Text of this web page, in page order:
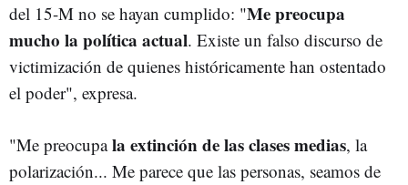
del 15-M no se hayan cumplido: "Me preocupa
mucho la política actual. Existe un falso discurso de
victimización de quienes históricamente han ostentado
el poder", expresa.
"Me preocupala extinción de las clases medias, la
polarización... Me parece que las personas, seamos de